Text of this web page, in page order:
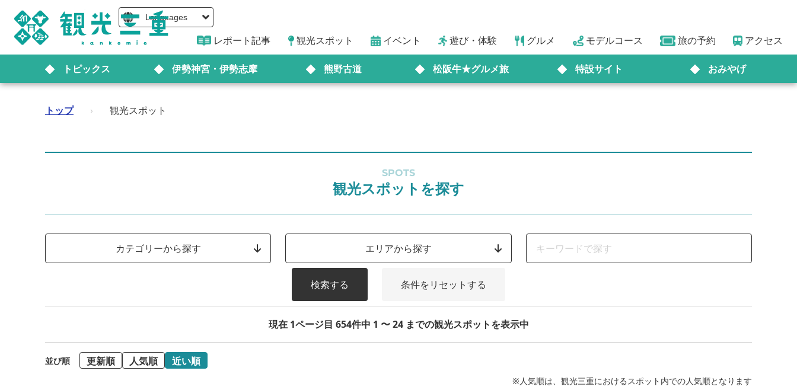
Languages
レポート記事 観光スポット イベント 遊び・体験 グルメ モデルコース 旅の予約 アクセス
トピックス 伊勢神宮・伊勢志摩 熊野古道 松阪牛★グルメ旅 特設サイト おみやげ
トップ › 観光スポット
SPOTS
観光スポットを探す
カテゴリーから探す エリアから探す
検索する 条件をリセットする
現在 1ページ目 654件中 1 〜 24 までの観光スポットを表示中
並び順 更新順 人気順 近い順
※人気順は、観光三重におけるスポット内での人気順となります